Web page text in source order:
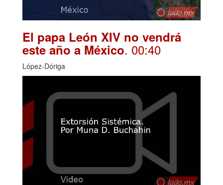
El papa León XIV no vendrá
este año a México. 00:40
López-Dóriga